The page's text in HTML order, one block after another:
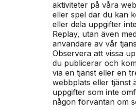
aktiviteter på våra
eller spel där du kan
eller dela uppgifter
Replay, utan även
användare av vår
Observera att vissa
du publicerar och
via en tjänst eller en
webbplats eller tjänst
uppgifter som inte
någon förväntan om